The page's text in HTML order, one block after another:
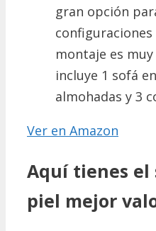
gran opción
configuraciones
montaje es
incluye 1 sofá
almohadas y 3
Ver en Amazon
Aquí tienes el
piel mejor